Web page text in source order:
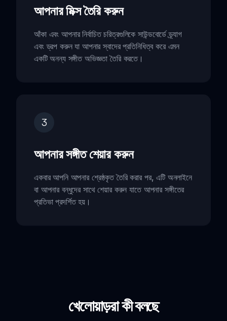
আপনার মিক্স তৈরি করুন
আঁকা এবং আপনার নির্বাচিত চরিত্রগুলিকে সাউন্ডবোর্ডে ড্র্যাগ
এবং ড্রপ করুন যা আপনার স্বাদের প্রতিনিধিত্ব করে এমন
একটি অনন্য সঙ্গীত অভিজ্ঞতা তৈরি করতে।
3
আপনার সঙ্গীত শেয়ার করুন
একবার আপনি আপনার শ্রেষ্ঠকৃত তৈরি করার পর, এটি অনলাইনে
বা আপনার বন্ধুদের সাথে শেয়ার করুন যাতে আপনার সঙ্গীতের
প্রতিভা প্রদর্শিত হয়।
খেলোয়াড়রা কী বলছে